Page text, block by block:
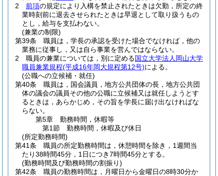
2
前項の規定により入構を禁止されたときは欠勤，所定の終
業時刻前に退去させられたときは早退として取り扱うもの
とし，給与を支払わない。
(兼業の制限)
第39条
職員は，学長の承認を受けた場合でなければ，他の
業務に従事し，又は自ら事業を営んではならない。
2
職員の兼業については，別に定める国立大学法人岡山大学
職員兼業規程(平成16年岡大規程第12号)による。
(公職への立候補・就任)
第40条
職員は，国会議員，地方公共団体の長，地方公共団
体の議会の議員その他の公職に立候補又は就任しようとす
るときは，あらかじめ，その旨を学長に届け出なければな
らない。
第5章
勤務時間，休暇等
第1節
勤務時間，休暇及び休日
(所定勤務時間)
第41条
職員の所定勤務時間は，休憩時間を除き，1週間当
たり38時間45分，1日につき7時間45分とする。
(勤務時間及び勤務時間の割振り)
第42条
職員の勤務時間は，月曜日から金曜日の8時30分か